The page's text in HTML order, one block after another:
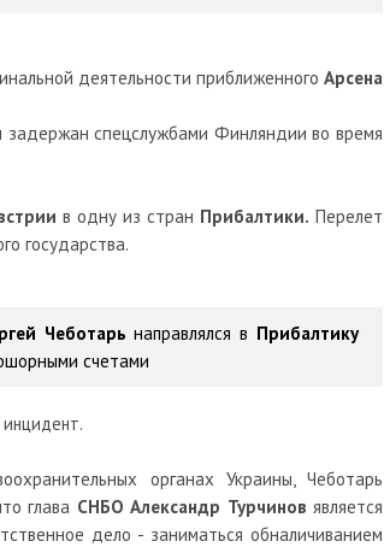
деятельности приближенного Арсена
задержан спецслужбами Финляндии во время
в одну из стран Прибалтики. Перелет
государства.
Чеботарь направлялся в Прибалтику
счетами
органах Украины, Чеботарь
глава СНБО Александр Турчинов является
дело - заниматься обналичиванием